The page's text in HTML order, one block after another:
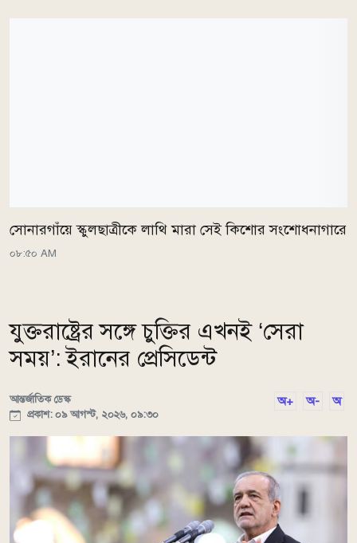
সোনারগাঁয়ে স্কুলছাত্রীকে লাথি মারা সেই কিশোর সংশোধনাগারে
০৮:৫০ AM
যুক্তরাষ্ট্রের সঙ্গে চুক্তির এখনই ‘সেরা
সময়’: ইরানের প্রেসিডেন্ট
আন্তর্জাতিক ডেস্ক
প্রকাশ: ০৯ আগস্ট, ২০২৬, ০৯:৩০
অ+ অ- অ